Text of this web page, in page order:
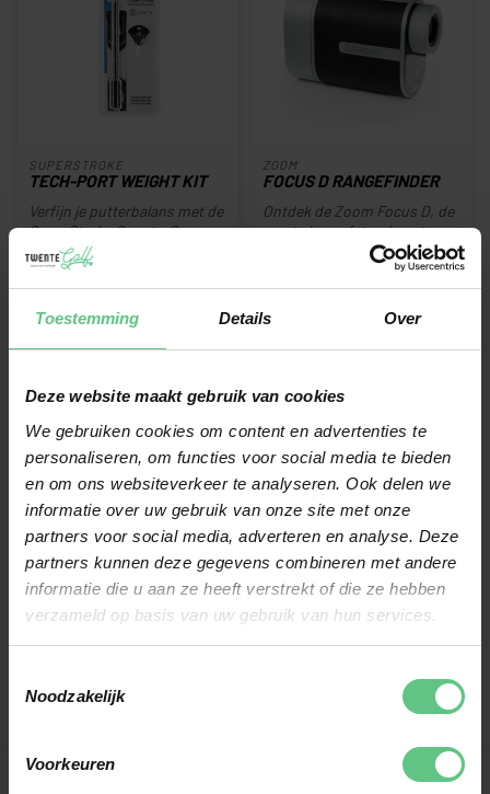
Toestemming Details Over
Deze website maakt gebruik van cookies
We gebruiken cookies om content en advertenties te
personaliseren, om functies voor social media te bieden
en om ons websiteverkeer te analyseren. Ook delen we
informatie over uw gebruik van onze site met onze
partners voor social media, adverteren en analyse. Deze
partners kunnen deze gegevens combineren met andere
informatie die u aan ze heeft verstrekt of die ze hebben
verzameld op basis van uw gebruik van hun services.
Noodzakelijk
Voorkeuren
SUPERSTROKE
TECH-PORT WEIGHT KIT
Verfijn je putterbalans met de
SuperStroke CounterCore
Weight & Wrench Kit. Eenv...
Op voorraad
ZOOM
FOCUS D RANGEFINDER
Ontdek de Zoom Focus D, de
eerste laserafstandsmeter
met dubbele LCD-displays
GARMIN
APPROACH S50
perfecte golfpartner, met een
slank design, 1,2" AMOLED-
GARMIN
APPROACH S44
touchscreen is nu veel
helderder dan de S42,